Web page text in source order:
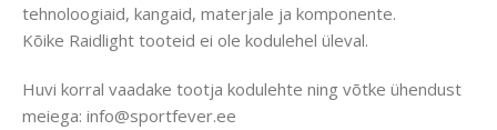
tehnoloogiaid, kangaid, materjale ja komponente.
Kõike Raidlight tooteid ei ole kodulehel üleval.
Huvi korral vaadake tootja kodulehte ning võtke ühendust
meiega: info@sportfever.ee